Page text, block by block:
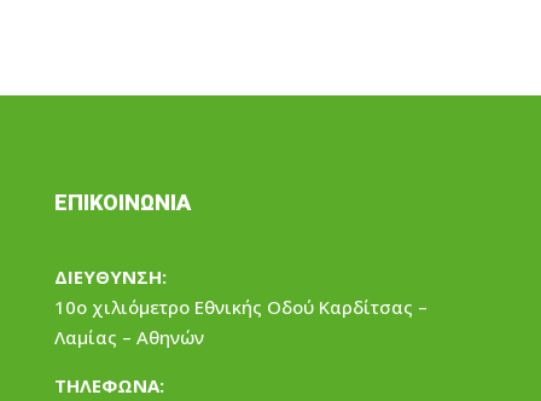
ΕΠΙΚΟΙΝΩΝΙΑ
ΔΙΕΥΘΥΝΣΗ:
10ο χιλιόμετρο Εθνικής Οδού Καρδίτσας –
Λαμίας – Αθηνών
ΤΗΛΕΦΩΝΑ: